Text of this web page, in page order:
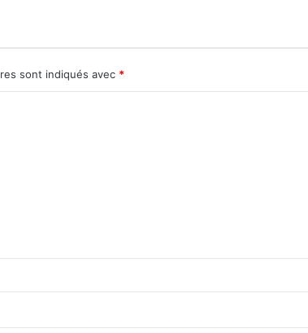
sont indiqués avec *